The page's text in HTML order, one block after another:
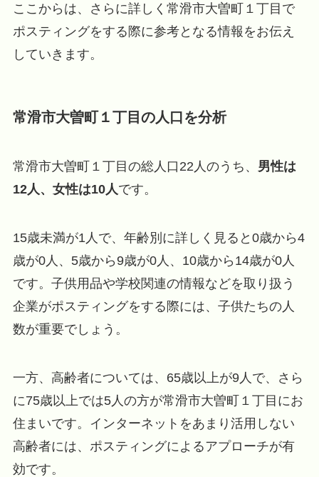
ここからは、さらに詳しく常滑市大曽町１丁目で
ポスティングをする際に参考となる情報をお伝え
していきます。
常滑市大曽町１丁目の人口を分析
常滑市大曽町１丁目の総人口22人のうち、 男性は
12人、女性は10人です。
15歳未満が1人で、年齢別に詳しく見ると0歳から4
歳が0人、5歳から9歳が0人、10歳から14歳が0人
です。子供用品や学校関連の情報などを取り扱う
企業がポスティングをする際には、子供たちの人
数が重要でしょう。
一方、高齢者については、65歳以上が9人で、さら
に75歳以上では5人の方が常滑市大曽町１丁目にお
住まいです。インターネットをあまり活用しない
高齢者には、ポスティングによるアプローチが有
効です。